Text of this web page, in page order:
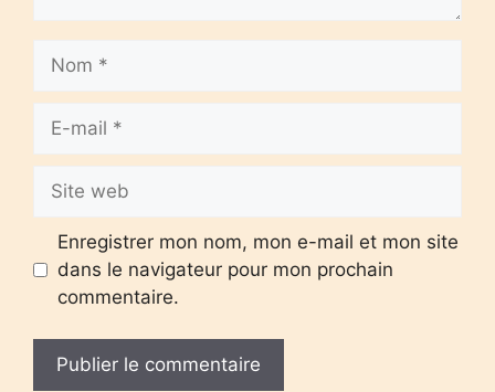
mail
web
Enregistrer mon nom, mon e-mail et mon site
dans le navigateur pour mon prochain
commentaire.